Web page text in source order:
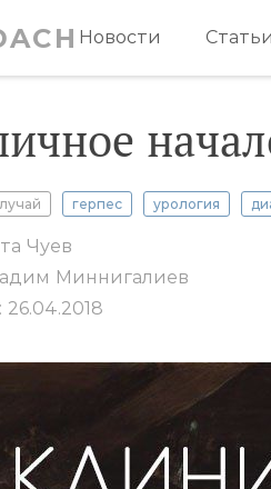
Новости Статьи
герпес урология
Чуев
Миннигалиев